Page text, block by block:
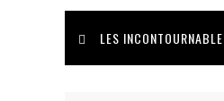
LES